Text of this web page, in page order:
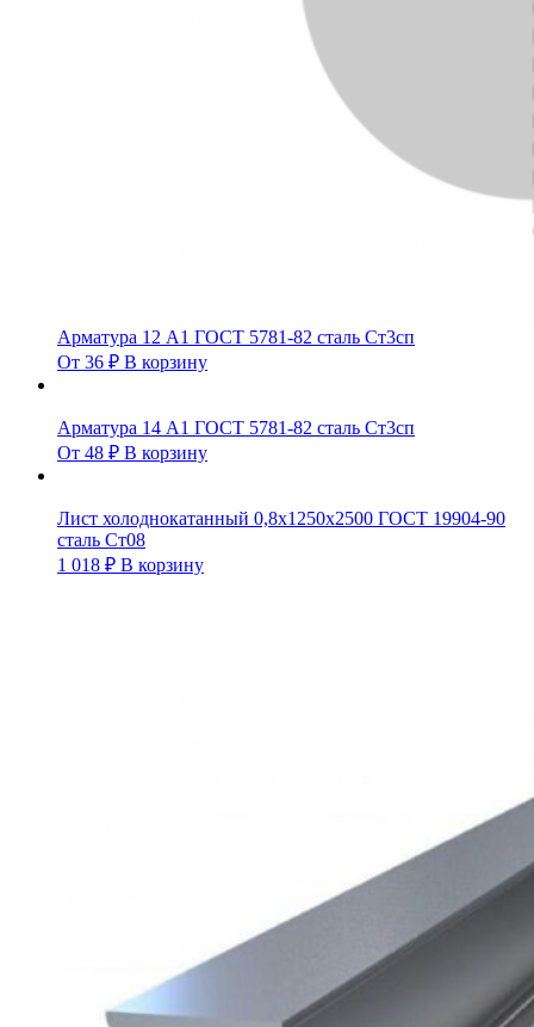
Арматура 12 А1 ГОСТ 5781-82 сталь Ст3сп
От 36 ₽ В корзину
Арматура 14 А1 ГОСТ 5781-82 сталь Ст3сп
От 48 ₽ В корзину
Лист холоднокатанный 0,8х1250х2500 ГОСТ 19904-90
сталь Ст08
1 018 ₽ В корзину